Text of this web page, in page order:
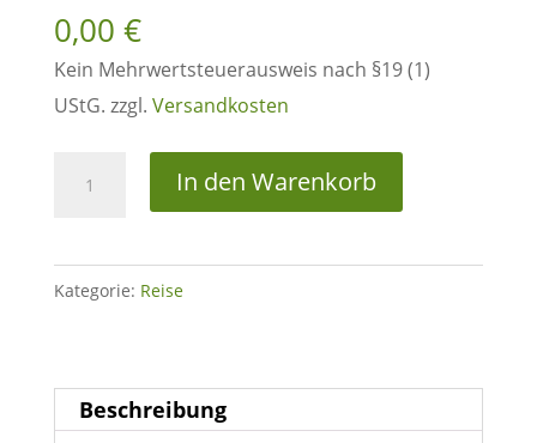
0,00 €
Kein Mehrwertsteuerausweis nach §19 (1)
UStG. zzgl. Versandkosten
In den Warenkorb
Kategorie: Reise
Beschreibung